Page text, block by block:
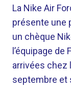
La Nike Air
présente une
un chèque
l’équipage
arrivées chez
septembre et